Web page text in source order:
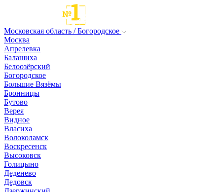
Московская область / Богородское
Москва
Апрелевка
Балашиха
Белоозёрский
Богородское
Большие Вязёмы
Бронницы
Бутово
Верея
Видное
Власиха
Волоколамск
Воскресенск
Высоковск
Голицыно
Деденево
Дедовск